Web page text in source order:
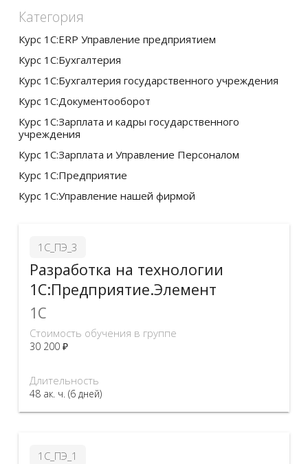
1С_ПЭ_3
Разработка на технологии
1С:Предприятие.Элемент
1C
Стоимость обучения в группе
30 200 ₽
Длительность
48 ак. ч. (6 дней)
1С_ПЭ_1
Категория
Курс 1С:ERP Управление предприятием
Курс 1С:Бухгалтерия
Курс 1С:Бухгалтерия государственного учреждения
Курс 1С:Документооборот
Курс 1С:Зарплата и кадры государственного
учреждения
Курс 1С:Зарплата и Управление Персоналом
Курс 1С:Предприятие
Курс 1С:Управление нашей фирмой